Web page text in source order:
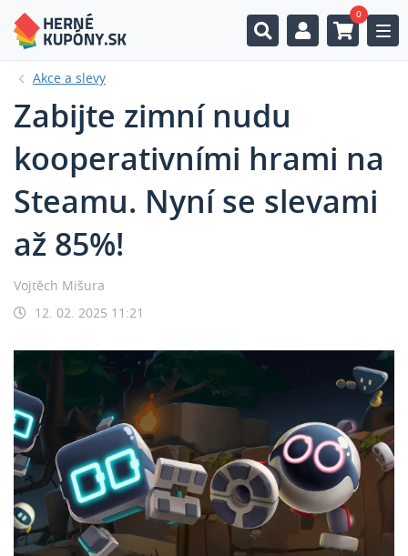
0
Akce a slevy
Zabijte zimní nudu
kooperativními hrami na
Steamu. Nyní se slevami
až 85%!
Vojtěch Mišura
12. 02. 2025 11:21